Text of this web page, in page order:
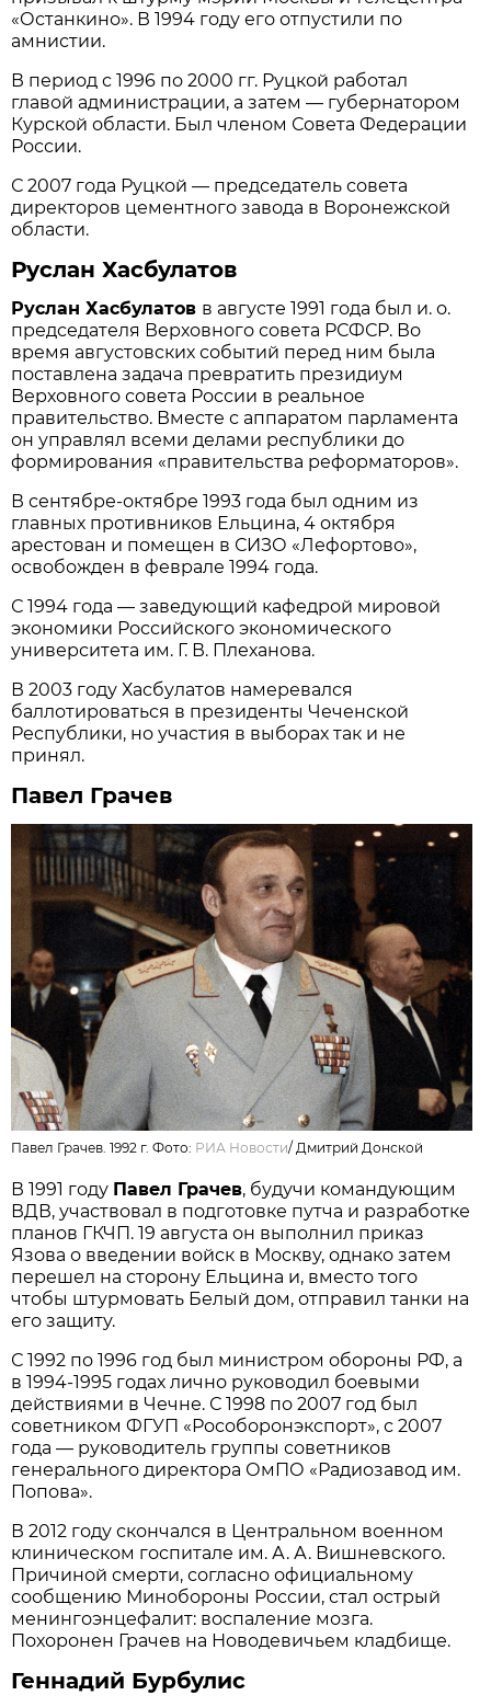
«Останкино». В 1994 году его отпустили по
амнистии.
В период с 1996 по 2000 гг. Руцкой работал
главой администрации, а затем — губернатором
Курской области. Был членом Совета Федерации
России.
С 2007 года Руцкой — председатель совета
директоров цементного завода в Воронежской
области.
Руслан Хасбулатов
Руслан Хасбулатов в августе 1991 года был и. о.
председателя Верховного совета РСФСР. Во
время августовских событий перед ним была
поставлена задача превратить президиум
Верховного совета России в реальное
правительство. Вместе с аппаратом парламента
он управлял всеми делами республики до
формирования «правительства реформаторов».
В сентябре-октябре 1993 года был одним из
главных противников Ельцина, 4 октября
арестован и помещен в СИЗО «Лефортово»,
освобожден в феврале 1994 года.
С 1994 года — заведующий кафедрой мировой
экономики Российского экономического
университета им. Г. В. Плеханова.
В 2003 году Хасбулатов намеревался
баллотироваться в президенты Чеченской
Республики, но участия в выборах так и не
принял.
Павел Грачев
Павел Грачев. 1992 г. Фото: РИА Новости/ Дмитрий Донской
В 1991 году Павел Грачев, будучи командующим
ВДВ, участвовал в подготовке путча и разработке
планов ГКЧП. 19 августа он выполнил приказ
Язова о введении войск в Москву, однако затем
перешел на сторону Ельцина и, вместо того
чтобы штурмовать Белый дом, отправил танки на
его защиту.
С 1992 по 1996 год был министром обороны РФ, а
в 1994-1995 годах лично руководил боевыми
действиями в Чечне. С 1998 по 2007 год был
советником ФГУП «Рособоронэкспорт», с 2007
года — руководитель группы советников
генерального директора ОмПО «Радиозавод им.
Попова».
В 2012 году скончался в Центральном военном
клиническом госпитале им. А. А. Вишневского.
Причиной смерти, согласно официальному
сообщению Минобороны России, стал острый
менингоэнцефалит: воспаление мозга.
Похоронен Грачев на Новодевичьем кладбище.
Геннадий Бурбулис